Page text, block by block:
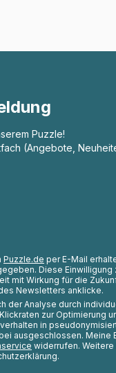
Puzzle!
(Angebote,
Puzzle.de per E-Mail
Diese Einwilligung
mit Wirkung für die
Newsletters anklicke.
der Analyse durch
zur Optimierung
in
ausgeschlossen. Meine
widerrufen.